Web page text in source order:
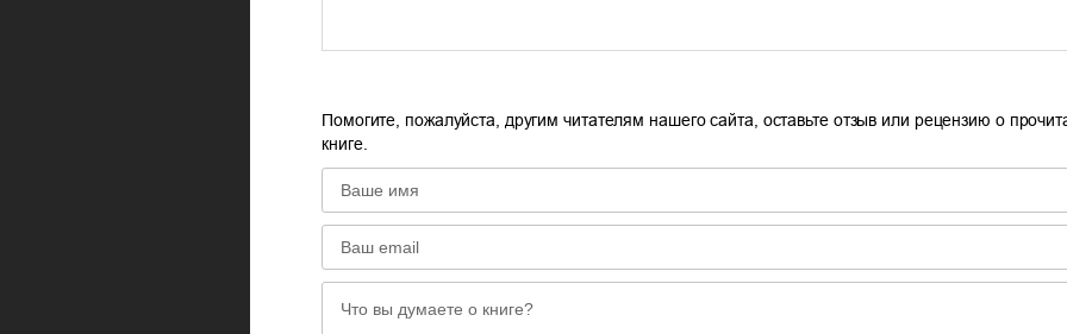
Помогите, пожалуйста, другим читателям нашего сайта, оставьте отзыв или рецензию о
книге.